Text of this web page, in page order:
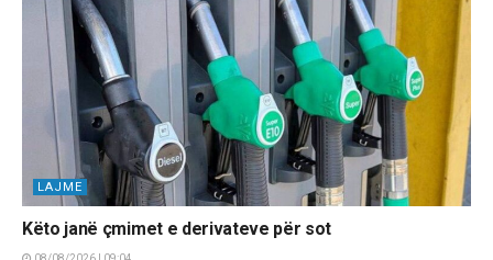
LAJME
Këto janë çmimet e derivateve për sot